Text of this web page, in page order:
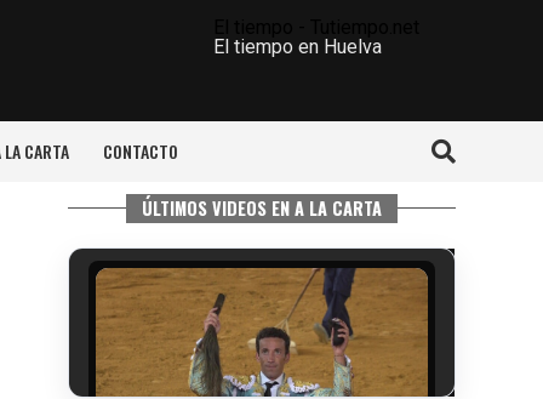
El tiempo en Huelva
LA CARTA CONTACTO
ÚLTIMOS VIDEOS EN A LA CARTA